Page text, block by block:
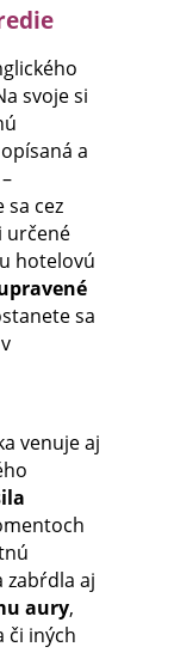
svoje si
a
cez
určené
hotelovú
sa
venuje aj
zabŕdla aj
aury,
či iných